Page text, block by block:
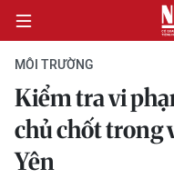
CHÍNH TRỊ
KINH TẾ
MÔI TRƯỜNG
Kiểm tra vi
chủ chốt trong
Yên